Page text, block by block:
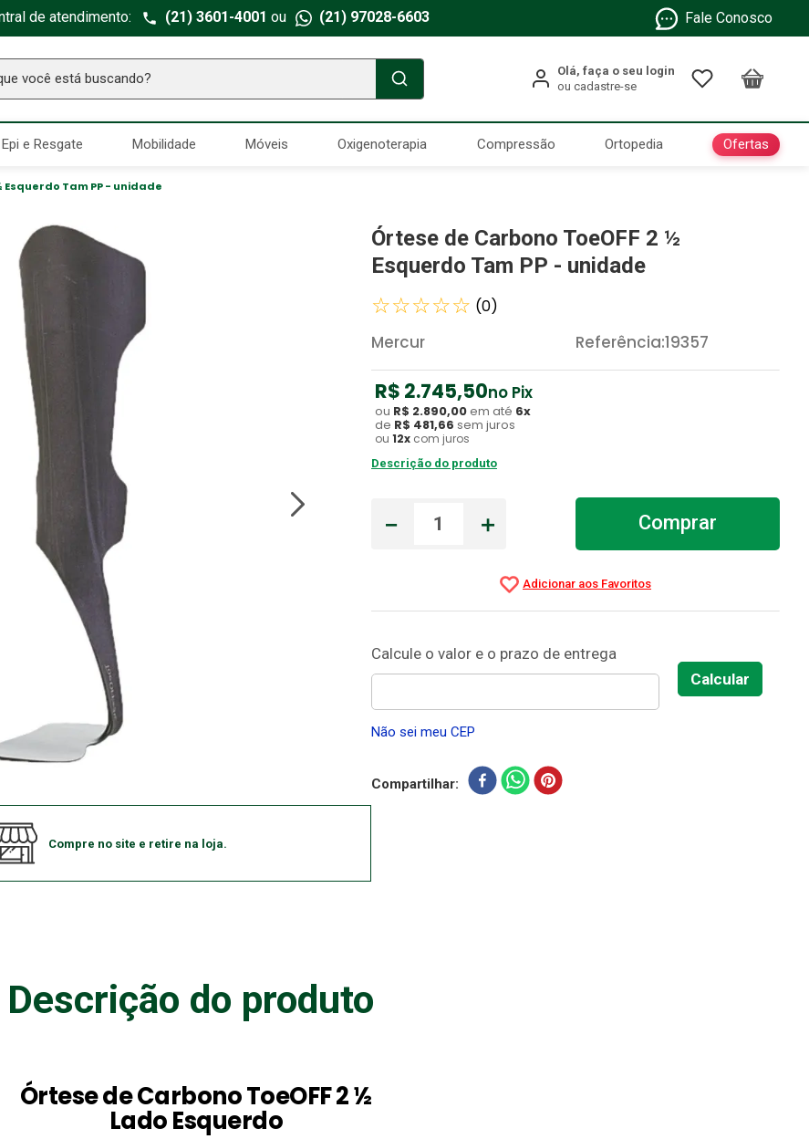
de atendimento: (21) 3601-4001 ou (21) 97028-6603 Fale Conosco
você está buscando?
Epi e Resgate Mobilidade Móveis Oxigenoterapia Compressão Ortopedia Ofertas
Esquerdo Tam PP - unidade
Compre no site e retire na loja.
Órtese de Carbono ToeOFF 2 ½
Esquerdo Tam PP - unidade
☆☆☆☆☆ (0)
Mercur Referência:19357
R$ 2.745,50no Pix
ou R$ 2.890,00em até 6x
de R$ 481,66 sem juros
ou 12x com juros
Descrição do produto
＋
－ Comprar
Não sei meu CEP
Compartilhar
Descrição do produto
Órtese de Carbono ToeOFF 2 ½
Lado Esquerdo
MAIS BUSCADOS
Seringa Insulina
Fralda Geriatrica
Estetoscopio Littmann
Aparelho Pressão
Littmann
Absorvente Geriatrico
Gaze Esteril
Cadeira Banho
Gaze